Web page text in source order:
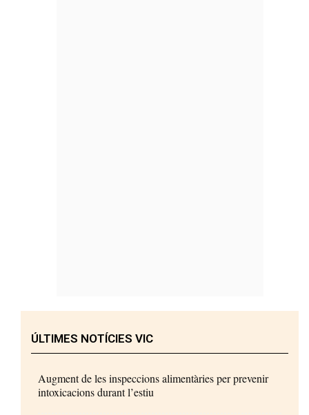
ÚLTIMES NOTÍCIES VIC
Augment de les inspeccions alimentàries per prevenir
intoxicacions durant l’estiu